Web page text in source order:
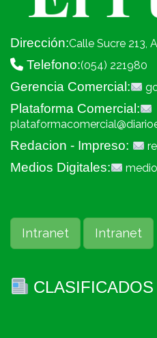
Dirección:Calle Sucre 213,
Telefono:(054) 221980
Gerencia Comercial:
Plataforma Comercial:
Redacion - Impreso:
Medios Digitales:
Intranet Intranet
CLASIFICADOS